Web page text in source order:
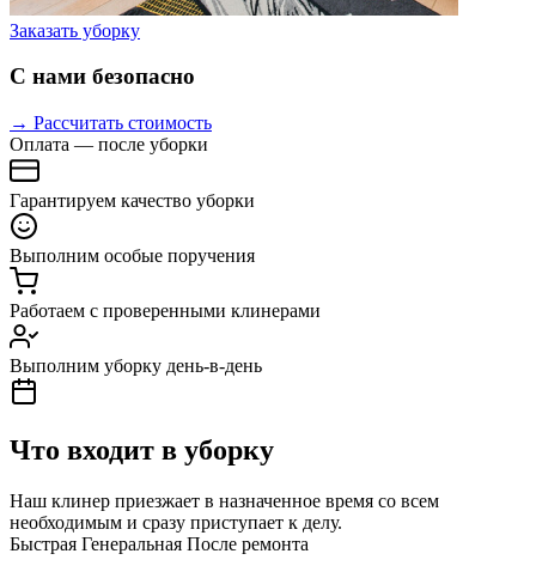
Заказать уборку
С нами безопасно
→ Рассчитать стоимость
Оплата — после уборки
Гарантируем качество уборки
Выполним особые поручения
Работаем с проверенными клинерами
Выполним уборку день-в-день
Что входит в уборку
Наш клинер приезжает в назначенное время со всем
необходимым и сразу приступает к делу.
Быстрая Генеральная После ремонта